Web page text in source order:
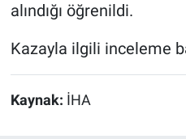
alındığı öğrenildi.
Kazayla ilgili inceleme
Kaynak: İHA